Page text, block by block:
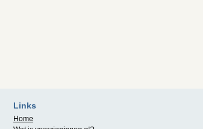
Links
Home